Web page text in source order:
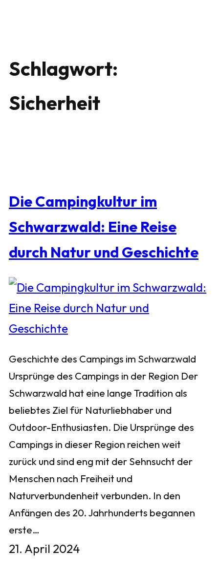
Schlagwort:
Sicherheit
Die Campingkultur im
Schwarzwald: Eine Reise
durch Natur und Geschichte
Geschichte des Campings im Schwarzwald
Ursprünge des Campings in der Region Der
Schwarzwald hat eine lange Tradition als
beliebtes Ziel für Naturliebhaber und
Outdoor-Enthusiasten. Die Ursprünge des
Campings in dieser Region reichen weit
zurück und sind eng mit der Sehnsucht der
Menschen nach Freiheit und
Naturverbundenheit verbunden. In den
Anfängen des 20. Jahrhunderts begannen
erste…
21. April 2024